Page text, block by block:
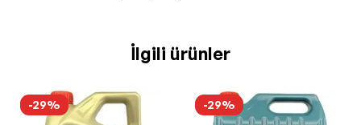
İlgili ürünler
-29% -29%